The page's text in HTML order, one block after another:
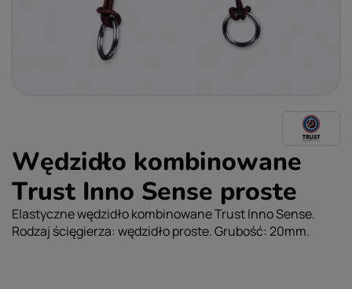
Wędzidło kombinowane
Trust Inno Sense proste
Elastyczne wędzidło kombinowane Trust Inno Sense.
Rodzaj ścięgierza: wędzidło proste. Grubość: 20mm.